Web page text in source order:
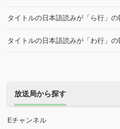
タイトルの日本語読みが「ら行」
タイトルの日本語読みが「わ行」
放送局から探す
Eチャンネル